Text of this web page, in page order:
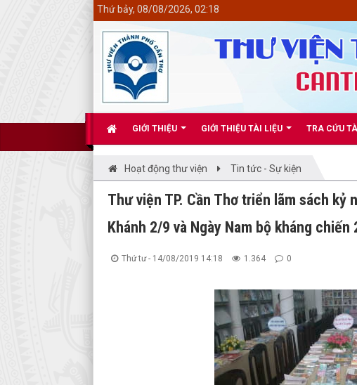
GIỚI THIỆU GIỚI THIỆU TÀI LIỆU TRA CỨU
Thứ bảy, 08/08/2026, 02:18
Hoạt động thư viện Tin tức - Sự kiện
Thư viện TP. Cần Thơ triển lãm sách kỷ
Khánh 2/9 và Ngày Nam bộ kháng
Thứ tư - 14/08/2019 14:18 1.364 0